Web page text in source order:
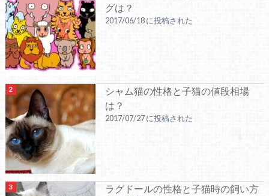
グは？
2017/06/18 に投稿された
シャム猫の性格と子猫の値段相場
は？
2017/07/27 に投稿された
ラグドールの性格と子猫時の飼い方